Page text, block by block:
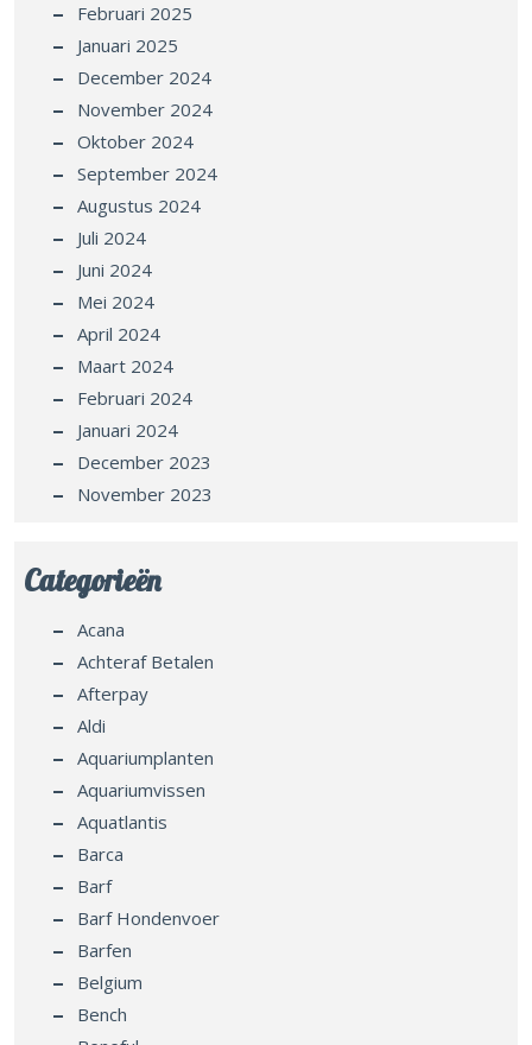
Februari 2025
Januari 2025
December 2024
November 2024
Oktober 2024
September 2024
Augustus 2024
Juli 2024
Juni 2024
Mei 2024
April 2024
Maart 2024
Februari 2024
Januari 2024
December 2023
November 2023
Categorieën
Acana
Achteraf Betalen
Afterpay
Aldi
Aquariumplanten
Aquariumvissen
Aquatlantis
Barca
Barf
Barf Hondenvoer
Barfen
Belgium
Bench